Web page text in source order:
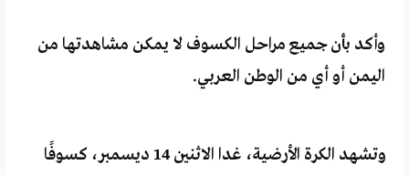
وأكد بأن جميع مراحل الكسوف لا يمكن مشاهدتها من
اليمن أو أي من الوطن العربي.
وتشهد الكرة الأرضية، غدا الاثنين 14 ديسمبر، كسوفًا